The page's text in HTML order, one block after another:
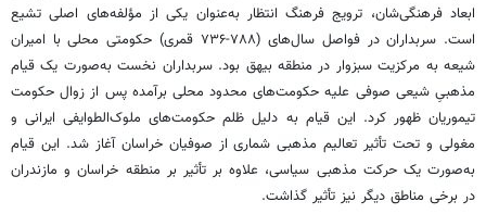
ابعاد فرهنگی‌شان، ترویج فرهنگ انتظار به‌عنوان یکی از مؤلفه‌های اصلی تشیع
است. سربداران در فواصل سال‌های (۷۸۸-۷۳۶ قمری) حکومتی محلی با امیران
شیعه به مرکزیت سبزوار در منطقه بیهق بود. سربداران نخست به‌صورت یک قیام
مذهبیِ شیعی صوفی علیه حکومت‌های محدود محلی برآمده پس از زوال حکومت
تیموریان ظهور کرد. این قیام به دلیل ظلم حکومت‌های ملوک‌الطوایفی ایرانی و
مغولی و تحت تأثیر تعالیم مذهبی شماری از صوفیان خراسان آغاز شد. این قیام
به‌صورت یک حرکت مذهبی سیاسی، علاوه بر تأثیر بر منطقه خراسان و مازندران
در برخی مناطق دیگر نیز تأثیر گذاشت.